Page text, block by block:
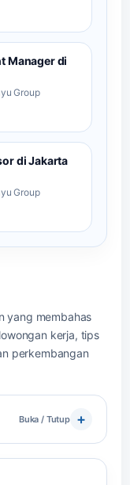
Manager di
Group
di Jakarta
Group
yang membahas
kerja, tips
perkembangan
Buka / Tutup